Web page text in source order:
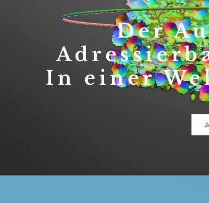
Der
In einer